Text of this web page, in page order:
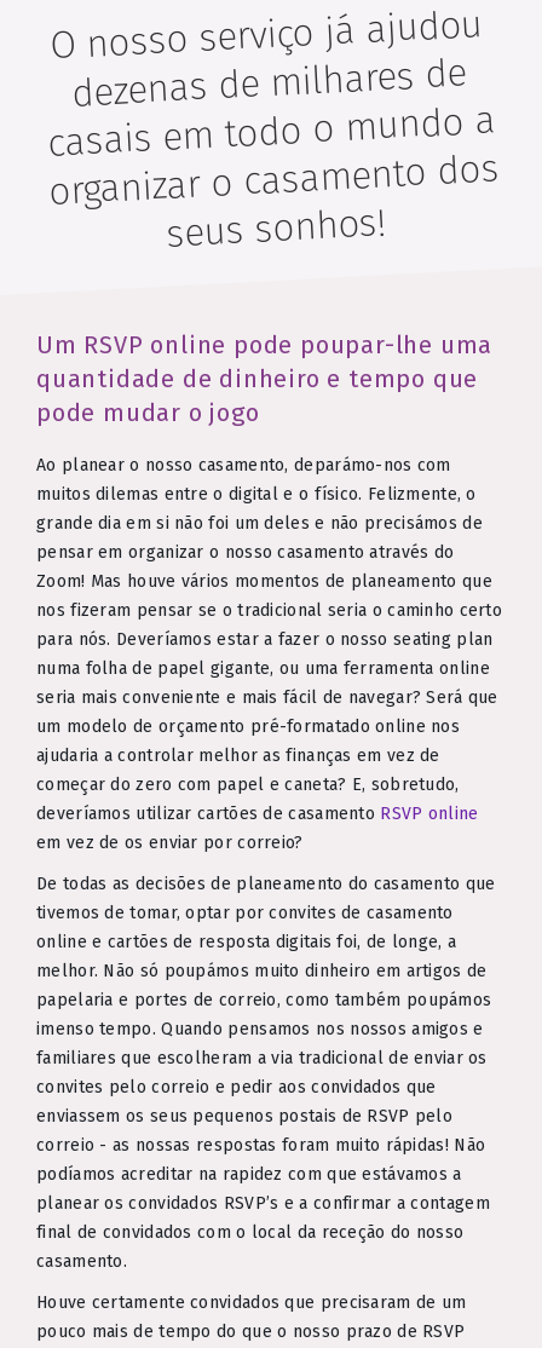
O nosso serviço já ajudou
dezenas de milhares de
casais em todo o mundo a
organizar o casamento dos
seus sonhos!
Um RSVP online pode poupar-lhe uma
quantidade de dinheiro e tempo que
pode mudar o jogo
Ao planear o nosso casamento, deparámo-nos com
muitos dilemas entre o digital e o físico. Felizmente, o
grande dia em si não foi um deles e não precisámos de
pensar em organizar o nosso casamento através do
Zoom! Mas houve vários momentos de planeamento que
nos fizeram pensar se o tradicional seria o caminho certo
para nós. Deveríamos estar a fazer o nosso seating plan
numa folha de papel gigante, ou uma ferramenta online
seria mais conveniente e mais fácil de navegar? Será que
um modelo de orçamento pré-formatado online nos
ajudaria a controlar melhor as finanças em vez de
começar do zero com papel e caneta? E, sobretudo,
deveríamos utilizar cartões de casamento RSVP online
em vez de os enviar por correio?
De todas as decisões de planeamento do casamento que
tivemos de tomar, optar por convites de casamento
online e cartões de resposta digitais foi, de longe, a
melhor. Não só poupámos muito dinheiro em artigos de
papelaria e portes de correio, como também poupámos
imenso tempo. Quando pensamos nos nossos amigos e
familiares que escolheram a via tradicional de enviar os
convites pelo correio e pedir aos convidados que
enviassem os seus pequenos postais de RSVP pelo
correio - as nossas respostas foram muito rápidas! Não
podíamos acreditar na rapidez com que estávamos a
planear os convidados RSVP’s e a confirmar a contagem
final de convidados com o local da receção do nosso
casamento.
Houve certamente convidados que precisaram de um
pouco mais de tempo do que o nosso prazo de RSVP